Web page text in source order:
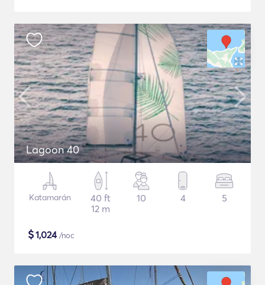
Lagoon 40
Katamarán
40 ft
12 m
10 4 5
$1,024/noc